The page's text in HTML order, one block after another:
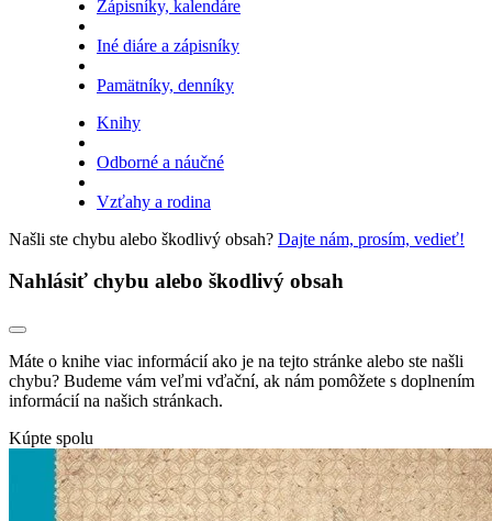
Zápisníky, kalendáre
Iné diáre a zápisníky
Pamätníky, denníky
Knihy
Odborné a náučné
Vzťahy a rodina
Našli ste chybu alebo škodlivý obsah? Dajte nám, prosím, vedieť!
Nahlásiť chybu alebo škodlivý obsah
Máte o knihe viac informácií ako je na tejto stránke alebo ste našli
chybu? Budeme vám veľmi vďační, ak nám pomôžete s doplnením
informácií na našich stránkach.
Kúpte spolu